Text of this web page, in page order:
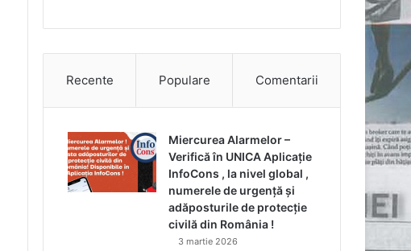
Recente Populare Comentarii
Miercurea Alarmelor –
Verifică în UNICA Aplicație
InfoCons , la nivel global ,
numerele de urgență și
adăposturile de protecție
civilă din România !
3 martie 2026